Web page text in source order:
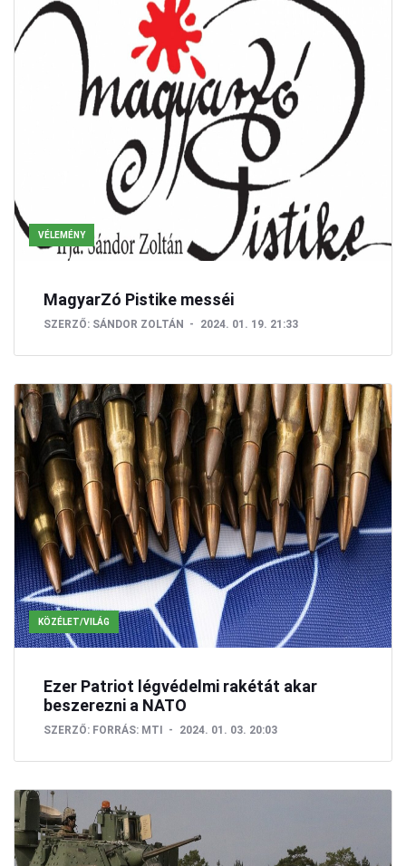
VÉLEMÉNY
MagyarZó Pistike messéi
SZERZŐ: SÁNDOR ZOLTÁN 2024. 01. 19. 21:33
KÖZÉLET/VILÁG
Ezer Patriot légvédelmi rakétát akar
beszerezni a NATO
SZERZŐ: FORRÁS: MTI 2024. 01. 03. 20:03